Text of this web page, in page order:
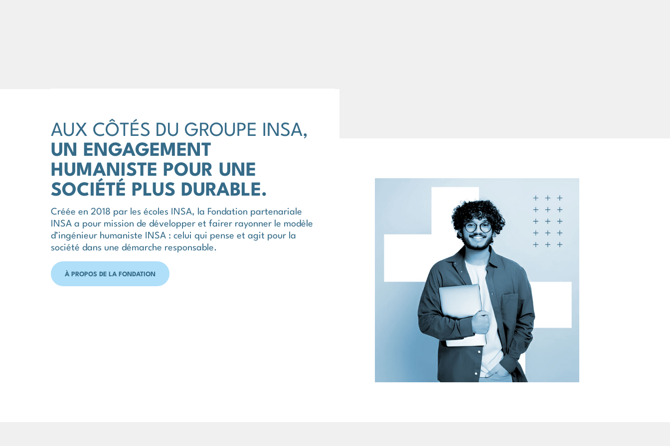
AUX CÔTÉS DU GROUPE INSA,
UN ENGAGEMENT
HUMANISTE POUR UNE
SOCIÉTÉ PLUS DURABLE.
Créée en 2018 par les écoles INSA, la Fondation partenariale
INSA a pour mission de développer et fairer rayonner le modèle
d’ingénieur humaniste INSA : celui qui pense et agit pour la
société dans une démarche responsable.
À PROPOS DE LA FONDATION